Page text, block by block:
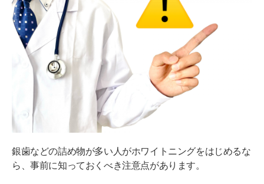
銀歯などの詰め物が多い人がホワイトニングをはじめるな
ら、事前に知っておくべき注意点があります。